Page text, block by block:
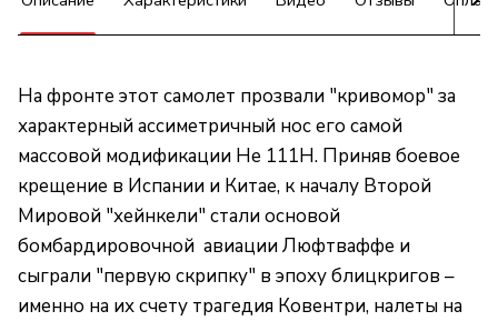
На фронте этот самолет прозвали "кривомор" за
характерный ассиметричный нос его самой
массовой модификации He 111H. Приняв боевое
крещение в Испании и Китае, к началу Второй
Мировой "хейнкели" стали основой
бомбардировочной авиации Люфтваффе и
сыграли "первую скрипку" в эпоху блицкригов –
именно на их счету трагедия Ковентри, налеты на